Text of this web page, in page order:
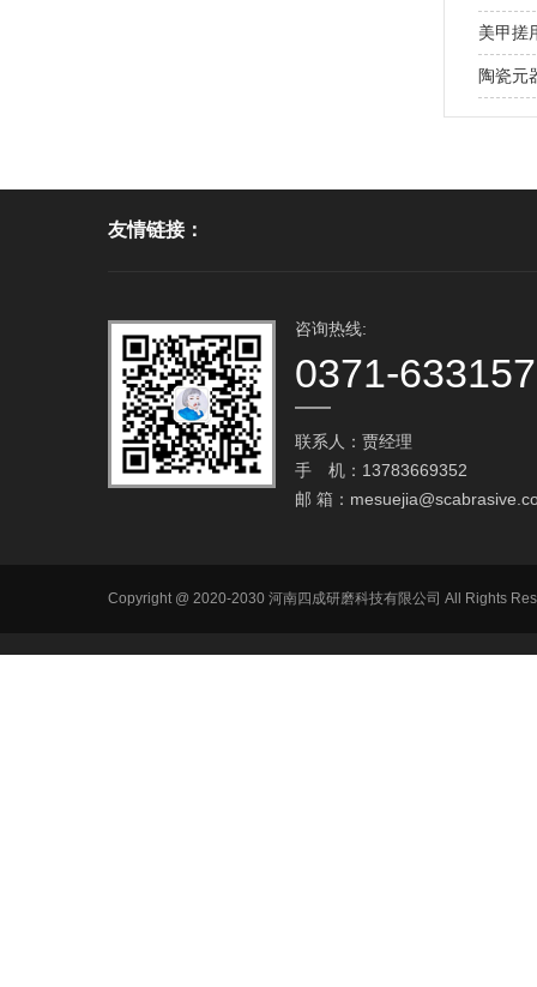
美甲搓
陶瓷元
友情链接：
咨询热线:
0371-
联系人：贾经理
手 机：13783669352
邮 箱：
Copyright @ 2020-2030 河南四成研磨科技有限公司 All Rights